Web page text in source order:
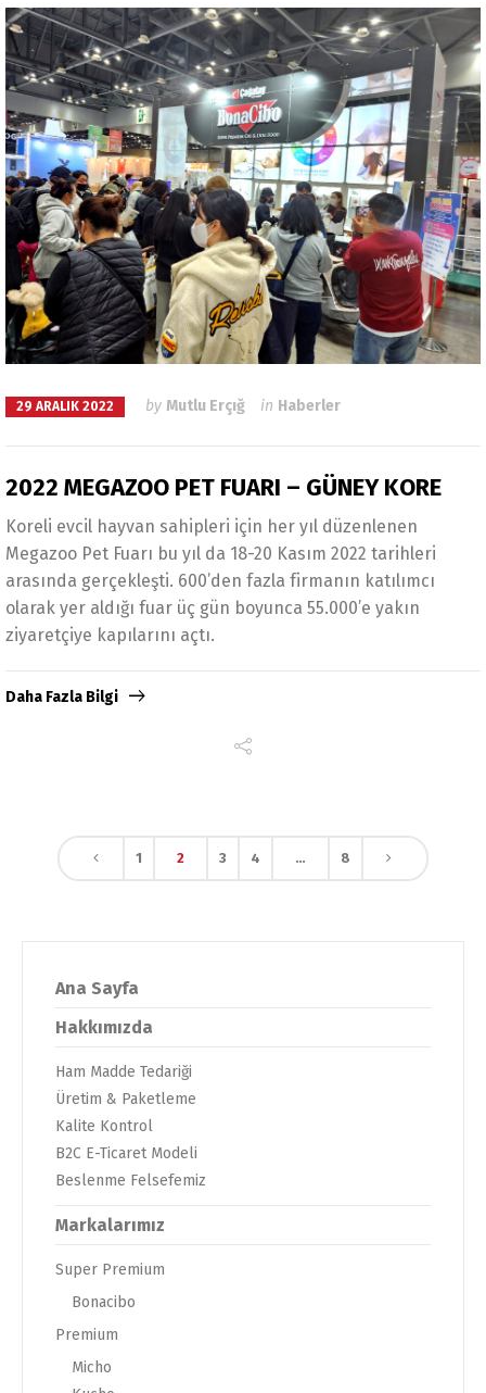
29 ARALIK 2022 by Mutlu Erçığ in Haberler
2022 MEGAZOO PET FUARI – GÜNEY KORE
Koreli evcil hayvan sahipleri için her yıl düzenlenen
Megazoo Pet Fuarı bu yıl da 18-20 Kasım 2022 tarihleri
arasında gerçekleşti. 600’den fazla firmanın katılımcı
olarak yer aldığı fuar üç gün boyunca 55.000’e yakın
ziyaretçiye kapılarını açtı.
Daha Fazla Bilgi
1 2 3 4 … 8
Ana Sayfa
Hakkımızda
Ham Madde Tedariği
Üretim & Paketleme
Kalite Kontrol
B2C E-Ticaret Modeli
Beslenme Felsefemiz
Markalarımız
Super Premium
Bonacibo
Premium
Micho
Türkçe English